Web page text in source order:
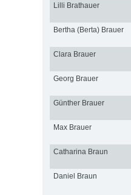
Lilli Brathauer
Bertha (Berta) Brauer
Clara Brauer
Georg Brauer
Günther Brauer
Max Brauer
Catharina Braun
Daniel Braun